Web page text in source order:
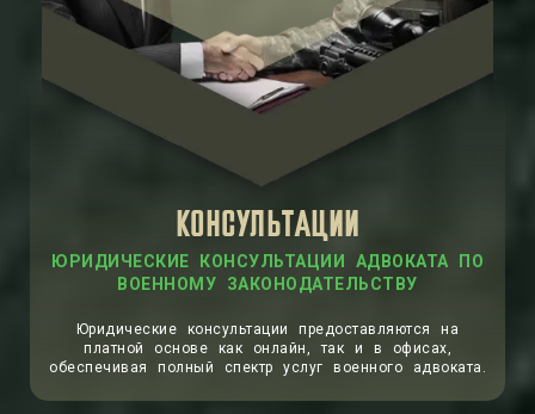
КОНСУЛЬТАЦИИ
ЮРИДИЧЕСКИЕ КОНСУЛЬТАЦИИ АДВОКАТА ПО
ВОЕННОМУ ЗАКОНОДАТЕЛЬСТВУ
Юридические консультации предоставляются на
платной основе как онлайн, так и в офисах,
обеспечивая полный спектр услуг военного адвоката.